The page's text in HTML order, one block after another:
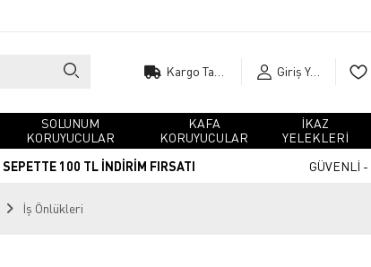
Giriş Yap
SOLUNUM
KORUYUCULAR
KAFA
KORUYUCULAR
İKAZ
YELEKLERİ
SEPETTE 100 TL İNDİRİM FIRSATI GÜVENLİ -
İş Önlükleri